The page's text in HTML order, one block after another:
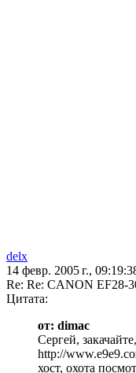
delx
14 февр. 2005 г.,
Re: Re: CANON EF28-
Цитата:
от: dimac
Сергей,
http://
хост, охота